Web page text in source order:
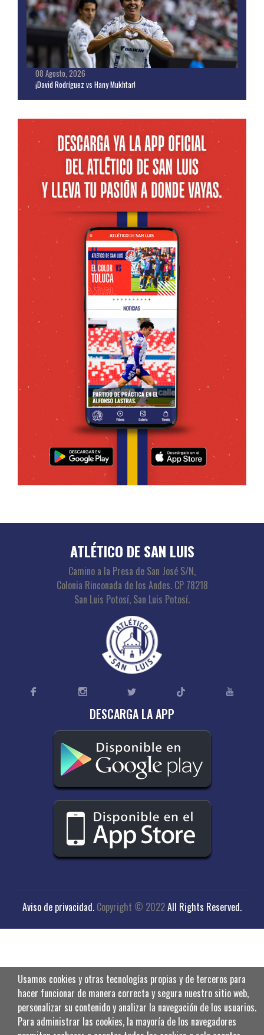
08 Agosto, 2026
¡David Rodríguez vs Hany Mukhtar!
ATLÉTICO DE SAN LUIS
Camino a la Presa de San José S/N,
Colonia Rinconada de los Andes. CP 78218
San Luis Potosí, San Luis Potosí.
DESCARGA LA APP
Aviso de privacidad. Copyright © 2022All Rights Reserved.
Usamos cookies y otras tecnologías propias y de terceros para
hacer funcionar de manera correcta y segura nuestro sitio web,
personalizar su contenido y analizar la navegación de los usuarios.
Para administrar las cookies, la mayoría de los navegadores